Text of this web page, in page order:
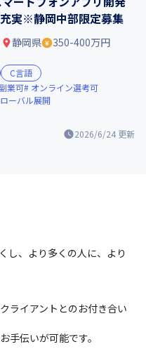
実※静岡中部限定募集
2026/6/24 更新
静岡県
350-400万円
C言語
副業可
オンライン選考可
ーバル展開
し、より多くの人に、より
ライアントとのお付き合い
手伝いが可能です。